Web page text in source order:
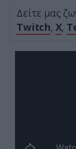
Δείτε μας
Twitch, X,